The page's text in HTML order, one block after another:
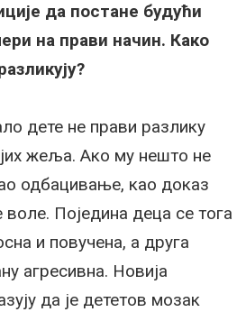
да постане будући
на прави начин. Како
дете не прави разлику
жеља. Ако му нешто не
одбацивање, као доказ
Поједина деца се тога
и повучена, а друга
агресивна. Новија
да је дететов мозак